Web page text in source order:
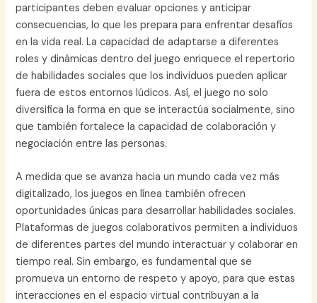
participantes deben evaluar opciones y anticipar
consecuencias, lo que les prepara para enfrentar desafíos
en la vida real. La capacidad de adaptarse a diferentes
roles y dinámicas dentro del juego enriquece el repertorio
de habilidades sociales que los individuos pueden aplicar
fuera de estos entornos lúdicos. Así, el juego no solo
diversifica la forma en que se interactúa socialmente, sino
que también fortalece la capacidad de colaboración y
negociación entre las personas.
A medida que se avanza hacia un mundo cada vez más
digitalizado, los juegos en línea también ofrecen
oportunidades únicas para desarrollar habilidades sociales.
Plataformas de juegos colaborativos permiten a individuos
de diferentes partes del mundo interactuar y colaborar en
tiempo real. Sin embargo, es fundamental que se
promueva un entorno de respeto y apoyo, para que estas
interacciones en el espacio virtual contribuyan a la